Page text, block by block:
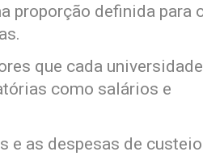
proporção definida para
que cada universidade
como salários e
e as despesas de